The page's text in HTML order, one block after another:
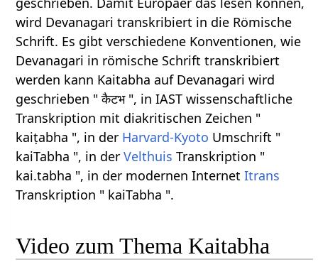
wird Devanagari transkribiert in die Römische
Schrift. Es gibt verschiedene Konventionen, wie
Devanagari in römische Schrift transkribiert
werden kann Kaitabha auf Devanagari wird
geschrieben " कैटभ ", in IAST wissenschaftliche
Transkription mit diakritischen Zeichen "
kaiṭabha ", in der Harvard-Kyoto Umschrift "
kaiTabha ", in derVelthuis Transkription "
kai.tabha ", in der modernen InternetItrans
Transkription " kaiTabha ".
Video zum Thema Kaitabha